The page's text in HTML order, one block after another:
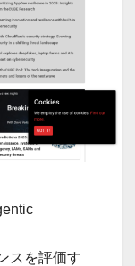
スを評価す